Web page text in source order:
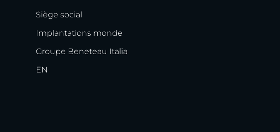
Siège social
Implantations monde
Groupe Beneteau Italia
EN